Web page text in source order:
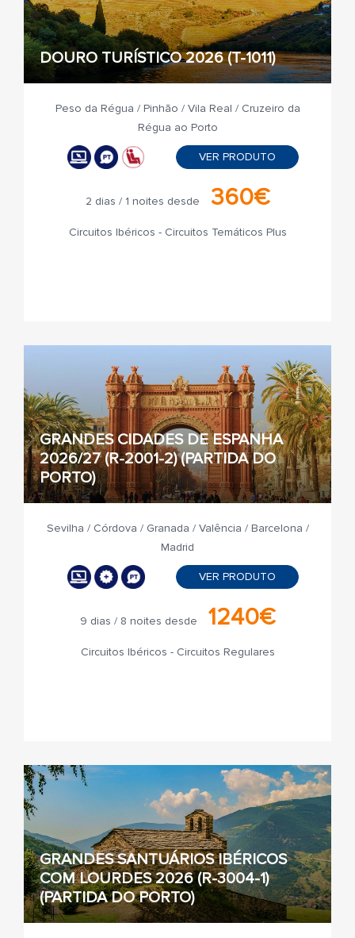
DOURO TURÍSTICO 2026 (T-1011)
Peso da Régua / Pinhão / Vila Real / Cruzeiro da
Régua ao Porto
VER PRODUTO
2 dias / 1 noites desde 360€
Circuitos Ibéricos - Circuitos Temáticos Plus
GRANDES CIDADES DE ESPANHA
2026/27 (R-2001-2) (PARTIDA DO
PORTO)
Sevilha / Córdova / Granada / Valência / Barcelona /
Madrid
VER PRODUTO
9 dias / 8 noites desde 1240€
Circuitos Ibéricos - Circuitos Regulares
GRANDES SANTUÁRIOS IBÉRICOS
COM LOURDES 2026 (R-3004-1)
(PARTIDA DO PORTO)